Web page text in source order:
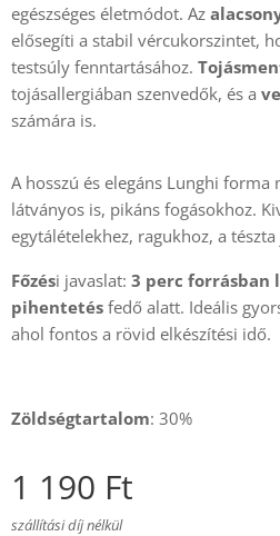
egészséges életmódot. Az
elősegíti a stabil vércukorszintet,
testsúly fenntartásához.
tojásallergiában szenvedők, és a
számára is.
A hosszú és elegáns Lunghi forma
látványos is, pikáns fogásokhoz.
egytálételekhez, ragukhoz, a
Főzési javaslat: 3 perc forrásban
pihentetés fedő alatt. Ideális
ahol fontos a rövid elkészítési idő.
Zöldségtartalom: 30%
1 190 Ft
szállítási díj nélkül